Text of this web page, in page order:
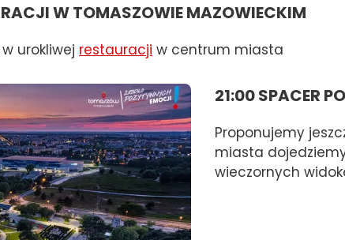
W TOMASZOWIE MAZOWIECKIM
urokliwej restauracji w centrum miasta
21:00 SPACER
Proponujemy
miasta
wieczornych